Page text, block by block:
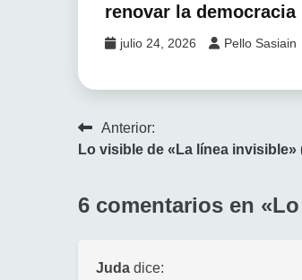
renovar la democracia
julio 24, 2026 Pello Sasiain
Navegación
entradas
Anterior:
Lo visible de «La línea invisible»
6 comentarios en «
Juda dice: